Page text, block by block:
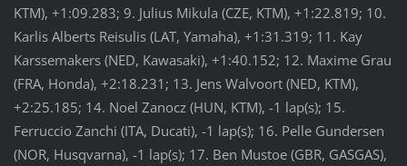
KTM), +1:09.283; 9. Julius Mikula (CZE, KTM), +1:22.819; 10.
Karlis Alberts Reisulis (LAT, Yamaha), +1:31.319; 11. Kay
Karssemakers (NED, Kawasaki), +1:40.152; 12. Maxime Grau
(FRA, Honda), +2:18.231; 13. Jens Walvoort (NED, KTM),
+2:25.185; 14. Noel Zanocz (HUN, KTM), -1 lap(s); 15.
Ferruccio Zanchi (ITA, Ducati), -1 lap(s); 16. Pelle Gundersen
(NOR, Husqvarna), -1 lap(s); 17. Ben Mustoe (GBR, GASGAS),